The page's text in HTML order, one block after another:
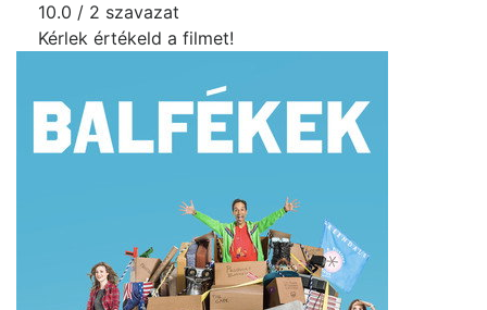
10.0 / 2 szavazat
Kérlek értékeld a filmet!